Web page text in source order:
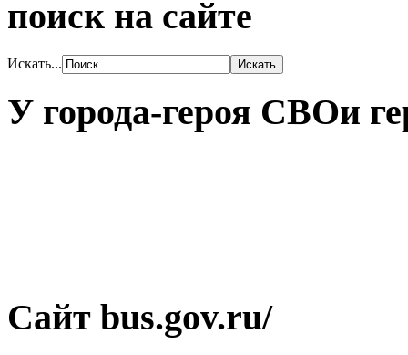
поиск на сайте
Искать...
У города-героя СВОи
Сайт bus.gov.ru/